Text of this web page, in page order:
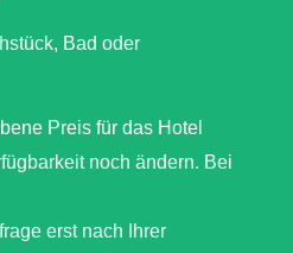
Bad oder
Preis für das Hotel
noch ändern. Bei
erst nach Ihrer